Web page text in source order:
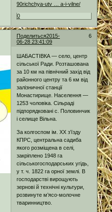
90richchya-utv … a-i-vilne/
0
Поделиться 6
2015-
06-28 23:41:09
ШАБАСТІВКА — село, центр
сільської Ради. Розташована
за 10 км на північний захід від
районного центру та 6 км від
залізничної станції
Монастирище. Населення —
1253 чоловіка. Сільраді
підпорядковані с. Половинчик
і селище Вільна.
За колгоспом ім. XX з’їзду
КПРС, центральна садиба
якого розміщена в селі,
закріплено 1948 га
сільськогосподарських угідь,
у т. ч. 1822 га орної землі. В
господарстві вирощують
зернові й технічні культури,
розвинуте м’ясо-молочне
тваринництво.